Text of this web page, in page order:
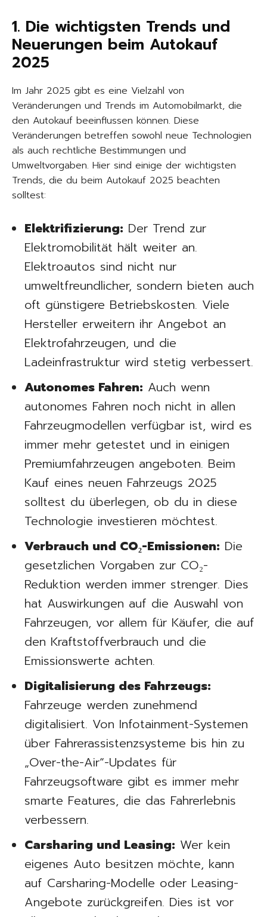
1. Die wichtigsten Trends und
Neuerungen beim Autokauf
2025
Im Jahr 2025 gibt es eine Vielzahl von
Veränderungen und Trends im Automobilmarkt, die
den Autokauf beeinflussen können. Diese
Veränderungen betreffen sowohl neue Technologien
als auch rechtliche Bestimmungen und
Umweltvorgaben. Hier sind einige der wichtigsten
Trends, die du beim Autokauf 2025 beachten
solltest:
Elektrifizierung: Der Trend zur
Elektromobilität hält weiter an.
Elektroautos sind nicht nur
umweltfreundlicher, sondern bieten auch
oft günstigere Betriebskosten. Viele
Hersteller erweitern ihr Angebot an
Elektrofahrzeugen, und die
Ladeinfrastruktur wird stetig verbessert.
Autonomes Fahren: Auch wenn
autonomes Fahren noch nicht in allen
Fahrzeugmodellen verfügbar ist, wird es
immer mehr getestet und in einigen
Premiumfahrzeugen angeboten. Beim
Kauf eines neuen Fahrzeugs 2025
solltest du überlegen, ob du in diese
Technologie investieren möchtest.
Verbrauch und CO₂-Emissionen: Die
gesetzlichen Vorgaben zur CO₂-
Reduktion werden immer strenger. Dies
hat Auswirkungen auf die Auswahl von
Fahrzeugen, vor allem für Käufer, die auf
den Kraftstoffverbrauch und die
Emissionswerte achten.
Digitalisierung des Fahrzeugs:
Fahrzeuge werden zunehmend
digitalisiert. Von Infotainment-Systemen
über Fahrerassistenzsysteme bis hin zu
„Over-the-Air“-Updates für
Fahrzeugsoftware gibt es immer mehr
smarte Features, die das Fahrerlebnis
verbessern.
Carsharing und Leasing: Wer kein
eigenes Auto besitzen möchte, kann
auf Carsharing-Modelle oder Leasing-
Angebote zurückgreifen. Dies ist vor